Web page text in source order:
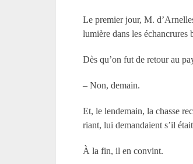
Le premier jour, M.
lumière dans les
Dès qu’on fut de retour au
– Non, demain.
Et, le lendemain, la chasse
riant, lui demandaient s’il
À la fin, il en convint.